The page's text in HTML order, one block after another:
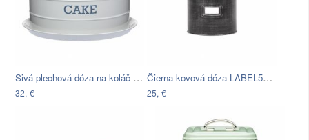
Sivá plechová dóza na koláč Kitchen…
32,-€
Čierna kovová dóza LABEL51, ⌀ 21 cm
25,-€